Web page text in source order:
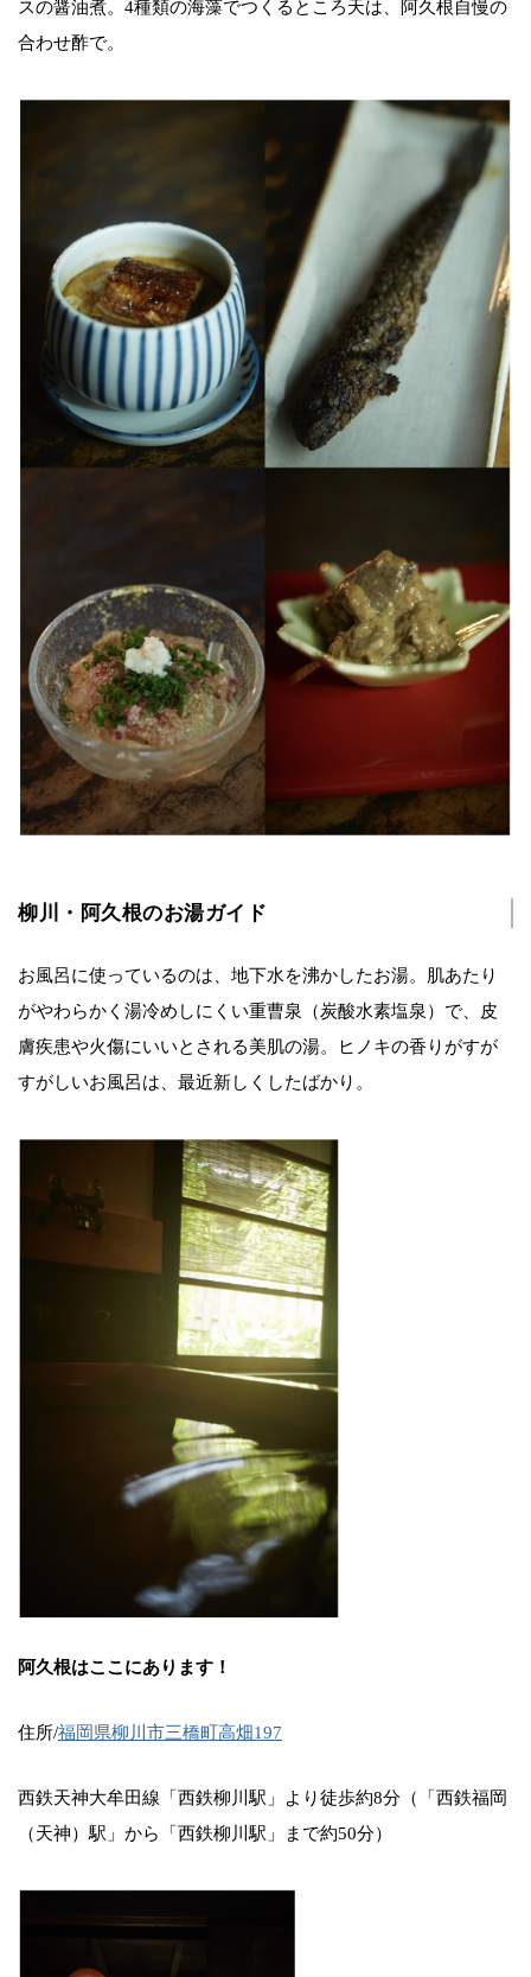
スの醤油煮。4種類の海藻でつくるところ天は、阿久根自慢の
合わせ酢で。
柳川・阿久根のお湯ガイド
お風呂に使っているのは、地下水を沸かしたお湯。肌あたり
がやわらかく湯冷めしにくい重曹泉（炭酸水素塩泉）で、皮
膚疾患や火傷にいいとされる美肌の湯。ヒノキの香りがすが
すがしいお風呂は、最近新しくしたばかり。
阿久根はここにあります！
住所/福岡県柳川市三橋町高畑197
西鉄天神大牟田線「西鉄柳川駅」より徒歩約8分（「西鉄福岡
（天神）駅」から「西鉄柳川駅」まで約50分）